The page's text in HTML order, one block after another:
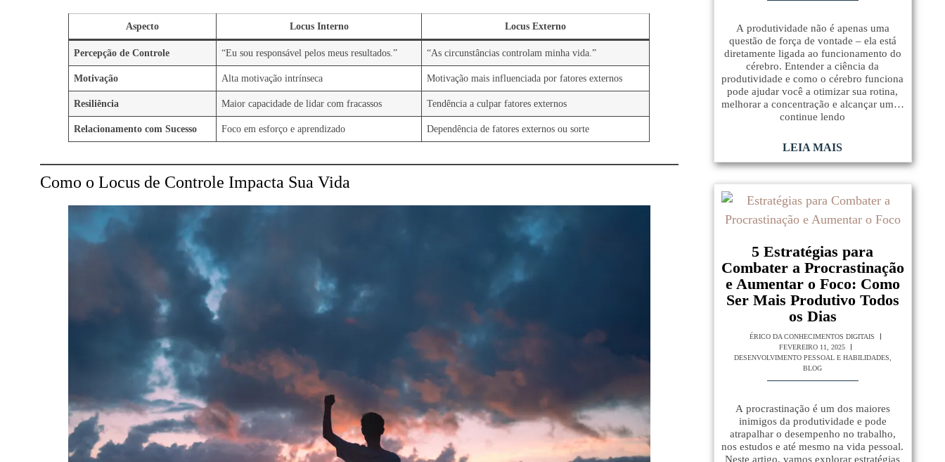
Aspecto Locus Interno Locus Externo
Percepção de Controle “Eu sou responsável pelos meus resultados.” “As circunstâncias controlam minha vida.”
Motivação Alta motivação intrínseca Motivação mais influenciada por fatores externos
Resiliência Maior capacidade de lidar com fracassos Tendência a culpar fatores externos
Relacionamento com Sucesso Foco em esforço e aprendizado Dependência de fatores externos ou sorte
Como o Locus de Controle Impacta Sua Vida
A produtividade não é apenas uma
questão de força de vontade – ela está
diretamente ligada ao funcionamento do
cérebro. Entender a ciência da
produtividade e como o cérebro funciona
pode ajudar você a otimizar sua rotina,
melhorar a concentração e alcançar um…
continue lendo
LEIA MAIS
5 Estratégias para
Combater a Procrastinação
e Aumentar o Foco: Como
Ser Mais Produtivo Todos
os Dias
ÉRICO DA CONHECIMENTOS DIGITAIS
FEVEREIRO 11, 2025
DESENVOLVIMENTO PESSOAL E HABILIDADES
BLOG
A procrastinação é um dos maiores
inimigos da produtividade e pode
atrapalhar o desempenho no trabalho,
nos estudos e até mesmo na vida pessoal.
Neste artigo, vamos explorar estratégias